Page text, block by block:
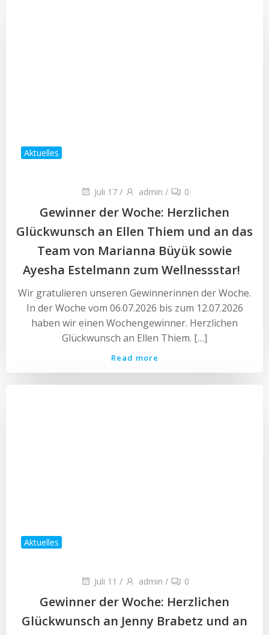
Aktuelles
Juli 17 / admin / 0
Gewinner der Woche: Herzlichen
Glückwunsch an Ellen Thiem und an das
Team von Marianna Büyük sowie
Ayesha Estelmann zum Wellnessstar!
Wir gratulieren unseren Gewinnerinnen der Woche.
In der Woche vom 06.07.2026 bis zum 12.07.2026
haben wir einen Wochengewinner. Herzlichen
Glückwunsch an Ellen Thiem. […]
Read more
Aktuelles
Juli 11 / admin / 0
Gewinner der Woche: Herzlichen
Glückwunsch an Jenny Brabetz und an